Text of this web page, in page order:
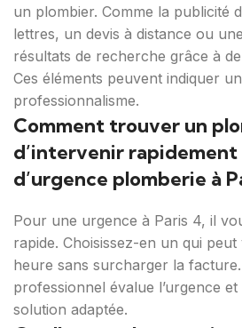
un plombier. Comme la publicité
lettres, un devis à distance ou
résultats de recherche grâce à
Ces éléments peuvent indiquer
professionnalisme.
Comment trouver un
d’intervenir rapidement
d’urgence plomberie à
Pour une urgence à Paris 4, il
rapide. Choisissez-en un qui
heure sans surcharger la
professionnel évalue l’urgence
solution adaptée.